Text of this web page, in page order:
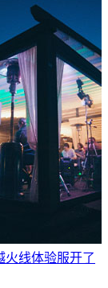
火线体验服开了